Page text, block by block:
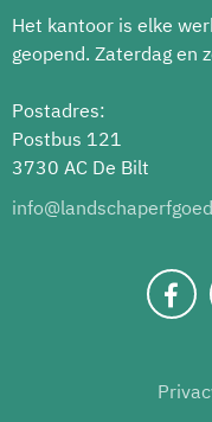
Het kantoor is elke
geopend. Zaterdag en
Postadres:
Postbus 121
3730 AC De Bilt